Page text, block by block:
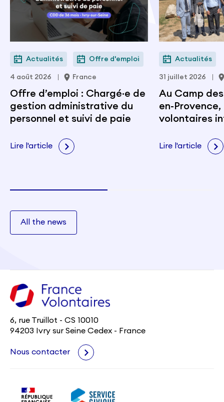
Actualités Offre d'emploi
4 août 2026 France
Offre d’emploi : Chargé·e de
gestion administrative du
personnel et suivi de paie
Lire l'article
Actualités
31 juillet 2026
Au Camp
en-
volontaires
citoyenneté
Lire l'article
All the news
6, rue Truillot - CS 10010
94203 Ivry sur Seine Cedex - France
Nous contacter